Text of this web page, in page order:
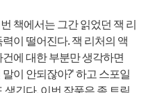
책에서는 그간 읽었던 잭 리
이 떨어진다. 잭 리처의 액
에 대한 부분만 생각하면
이 안되잖아?' 하고 스포일